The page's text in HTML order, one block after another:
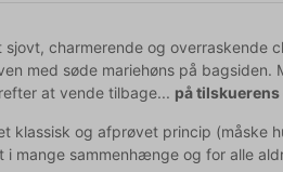
charmerende og overraskende
med søde mariehøns på
at vende tilbage... på tilskuerens
klassisk og afprøvet princip (måske
i mange sammenhænge og for alle